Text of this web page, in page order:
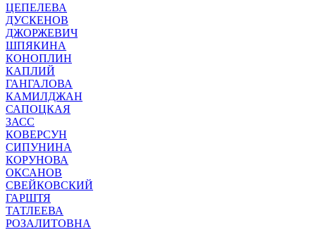
ЦЕПЕЛЕВА
ДУСКЕНОВ
ДЖОРЖЕВИЧ
ШПЯКИНА
КОНОПЛИН
КАПЛИЙ
ГАНГАЛОВА
КАМИЛДЖАН
САПОЦКАЯ
ЗАСС
КОВЕРСУН
СИПУНИНА
КОРУНОВА
ОКСАНОВ
СВЕЙКОВСКИЙ
ГАРШТЯ
ТАТЛЕЕВА
РОЗАЛИТОВНА